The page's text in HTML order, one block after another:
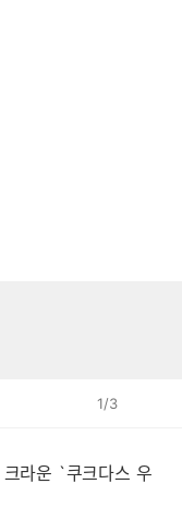
1/3
라운 `쿠크다스 우